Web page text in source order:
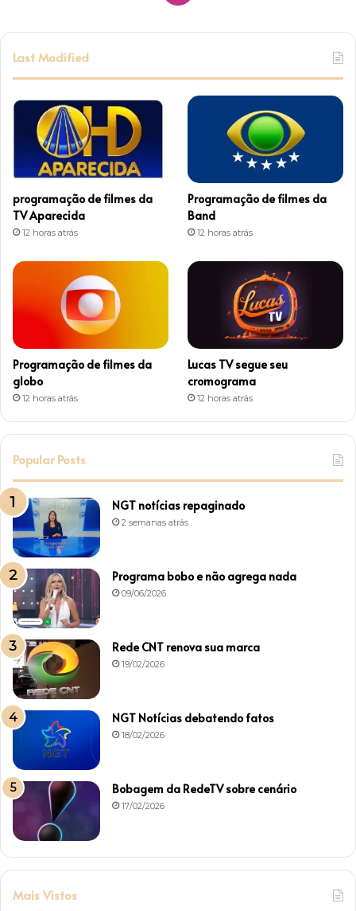
t
r
a
Last Modified
programação de filmes da
TV Aparecida
12 horas atrás
Programação de filmes da
Band
12 horas atrás
Programação de filmes da
globo
12 horas atrás
Lucas TV segue seu
cromograma
12 horas atrás
Popular Posts
NGT notícias repaginado
2 semanas atrás
Programa bobo e não agrega nada
09/06/2026
Rede CNT renova sua marca
19/02/2026
NGT Notícias debatendo fatos
18/02/2026
Bobagem da RedeTV sobre cenário
17/02/2026
Mais Vistos